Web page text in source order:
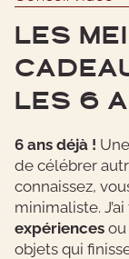
LES
LES 6
6 ans déjà !
de célébrer
connaissez,
minimaliste.
expériences
objets qui